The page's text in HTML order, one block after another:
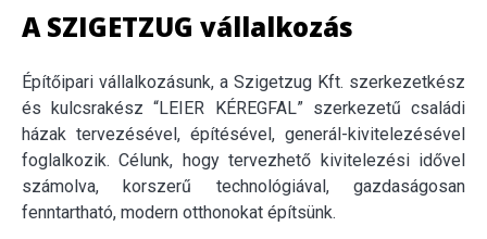
A SZIGETZUG vállalkozás
Építőipari vállalkozásunk, a Szigetzug Kft. szerkezetkész
és kulcsrakész “LEIER KÉREGFAL” szerkezetű családi
házak tervezésével, építésével, generál-kivitelezésével
foglalkozik. Célunk, hogy tervezhető kivitelezési idővel
számolva, korszerű technológiával, gazdaságosan
fenntartható, modern otthonokat építsünk.